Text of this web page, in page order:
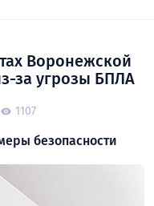
Воронежской
за угрозы БПЛА
1107
безопасности